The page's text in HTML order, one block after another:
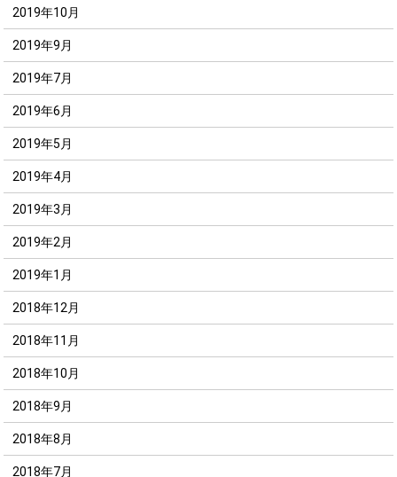
2019年10月
2019年9月
2019年7月
2019年6月
2019年5月
2019年4月
2019年3月
2019年2月
2019年1月
2018年12月
2018年11月
2018年10月
2018年9月
2018年8月
2018年7月